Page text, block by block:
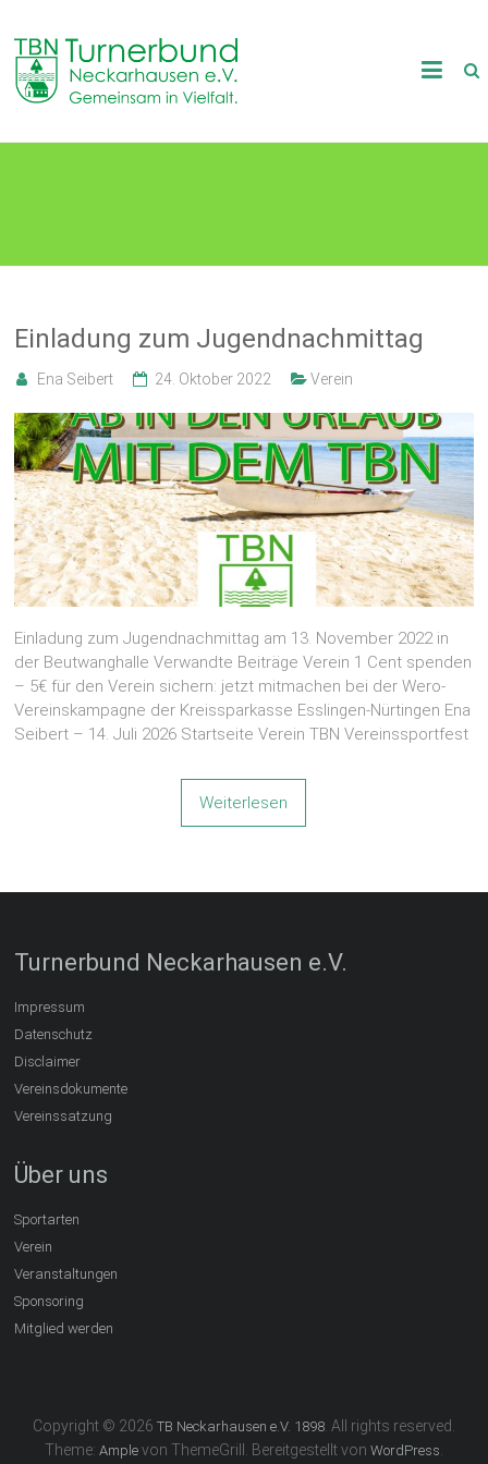
content
TB
Neckarhausen
in
Einladung zum Jugendnachmittag
Ena Seibert 24. Oktober 2022 Verein
Einladung zum Jugendnachmittag am 13. November 2022 in
der Beutwanghalle Verwandte Beiträge Verein 1 Cent spenden
– 5€ für den Verein sichern: jetzt mitmachen bei der Wero-
Vereinskampagne der Kreissparkasse Esslingen-Nürtingen Ena
Seibert – 14. Juli 2026 Startseite Verein TBN Vereinssportfest
Weiterlesen
Turnerbund Neckarhausen e.V.
Impressum
Datenschutz
Disclaimer
Vereinsdokumente
Vereinssatzung
Über uns
Sportarten
Verein
Veranstaltungen
Sponsoring
Mitglied werden
Copyright © 2026 TB Neckarhausen e.V. 1898. All rights reserved.
Theme: Amplevon ThemeGrill. Bereitgestellt von WordPress